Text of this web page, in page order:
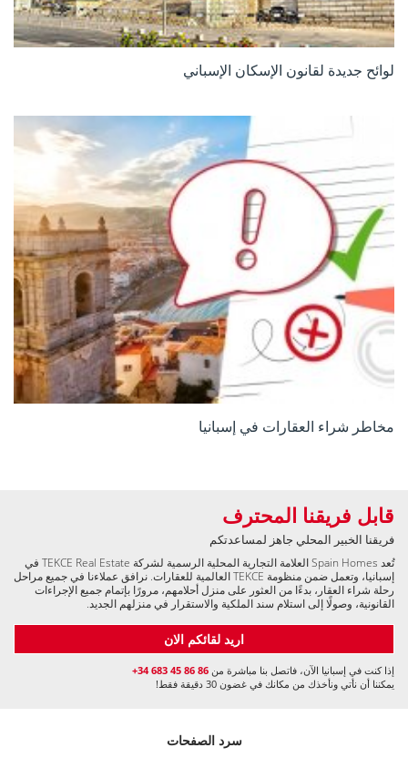
لوائح جديدة لقانون الإسكان الإسباني
مخاطر شراء العقارات في إسبانيا
قابل فريقنا المحترف
فريقنا الخبير المحلي جاهز لمساعدتكم
تُعد Spain Homes العلامة التجارية المحلية الرسمية لشركة TEKCE Real Estate في
إسبانيا، وتعمل ضمن منظومة TEKCE العالمية للعقارات. نرافق عملاءنا في جميع مراحل
رحلة شراء العقار، بدءًا من العثور على منزل أحلامهم، مرورًا بإتمام جميع الإجراءات
القانونية، وصولًا إلى استلام سند الملكية والاستقرار في منزلهم الجديد.
اريد لقائكم الان
إذا كنت في إسبانيا الآن، فاتصل بنا مباشرة من +34 683 45 86 86
يمكننا أن نأتي ونأخذك من مكانك في غضون 30 دقيقة فقط!
سرد الصفحات